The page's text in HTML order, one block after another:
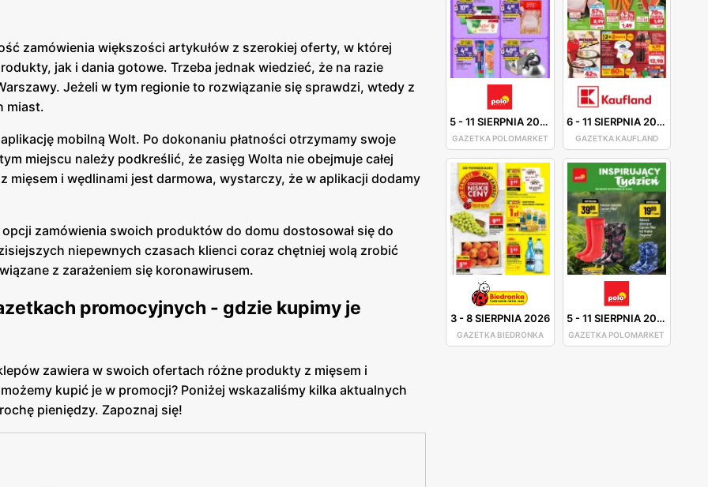
5-11 SIERPNIA 2026
GAZETKA POLOMARKET
6-11 SIERPNIA 2026
GAZETKA KAUFLAND
3-8 SIERPNIA 2026
GAZETKA BIEDRONKA
5-11 SIERPNIA 2026
GAZETKA POLOMARKET
zamówienia większości artykułów z szerokiej oferty, w której
jak i dania gotowe. Trzeba jednak wiedzieć, że na razie
Jeżeli w tym regionie to rozwiązanie się sprawdzi, wtedy z
miast.
mobilną Wolt. Po dokonaniu płatności otrzymamy swoje
miejscu należy podkreślić, że zasięg Wolta nie obejmuje całej
mięsem i wędlinami jest darmowa, wystarczy, że w aplikacji dodamy
zamówienia swoich produktów do domu dostosował się do
niepewnych czasach klienci coraz chętniej wolą zrobić
z zarażeniem się koronawirusem.
promocyjnych - gdzie kupimy je
zawiera w swoich ofertach różne produkty z mięsem i
kupić je w promocji? Poniżej wskazaliśmy kilka aktualnych
pieniędzy. Zapoznaj się!